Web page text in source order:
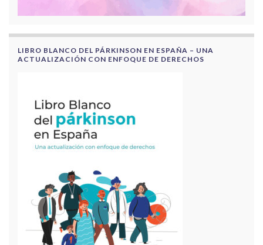
LIBRO BLANCO DEL PÁRKINSON EN ESPAÑA – UNA
ACTUALIZACIÓN CON ENFOQUE DE DERECHOS